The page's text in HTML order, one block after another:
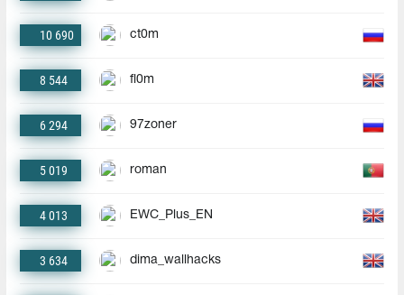
10 690 ct0m
8 544 fl0m
6 294 97zoner
5 019 roman
4 013 EWC_Plus_EN
3 634 dima_wallhacks